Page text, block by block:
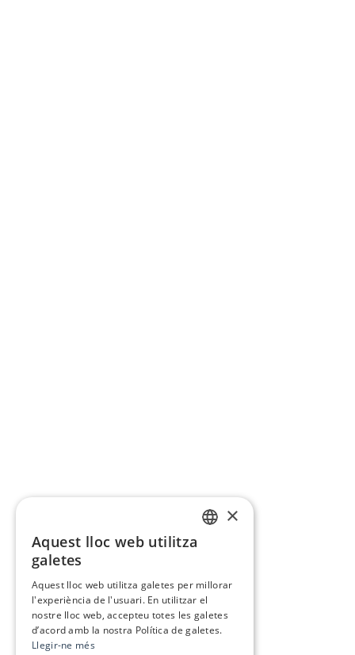
×
Aquest lloc web utilitza
galetes
Aquest lloc web utilitza galetes per millorar
l'experiència de l'usuari. En utilitzar el
nostre lloc web, accepteu totes les galetes
d’acord amb la nostra Política de galetes.
Llegir-ne més